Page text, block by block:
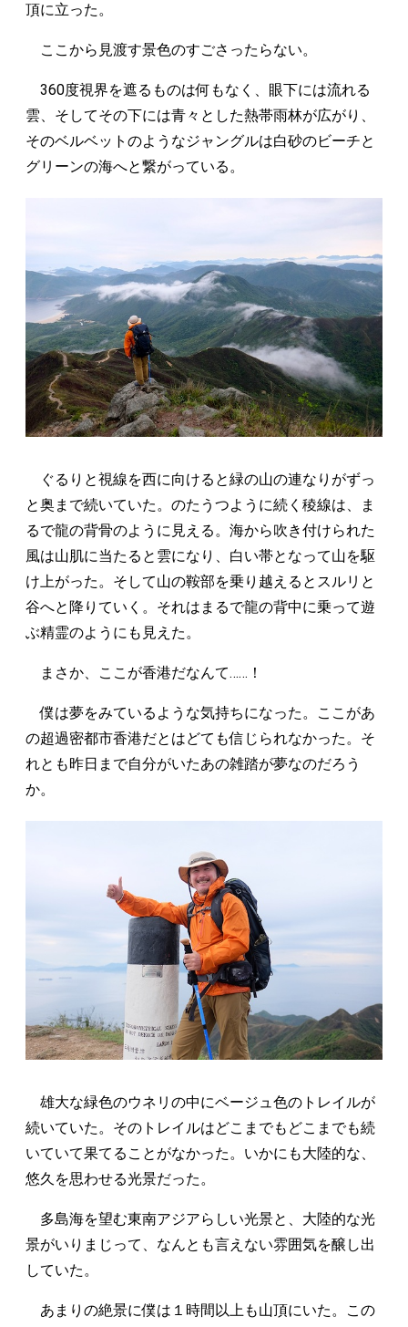
頂に立った。
ここから見渡す景色のすごさったらない。
360度視界を遮るものは何もなく、眼下には流れる
雲、そしてその下には青々とした熱帯雨林が広がり、
そのベルベットのようなジャングルは白砂のビーチと
グリーンの海へと繋がっている。
ぐるりと視線を西に向けると緑の山の連なりがずっ
と奥まで続いていた。のたうつように続く稜線は、ま
るで龍の背骨のように見える。海から吹き付けられた
風は山肌に当たると雲になり、白い帯となって山を駆
け上がった。そして山の鞍部を乗り越えるとスルリと
谷へと降りていく。それはまるで龍の背中に乗って遊
ぶ精霊のようにも見えた。
まさか、ここが香港だなんて……！
僕は夢をみているような気持ちになった。ここがあ
の超過密都市香港だとはどても信じられなかった。そ
れとも昨日まで自分がいたあの雑踏が夢なのだろう
か。
雄大な緑色のウネリの中にベージュ色のトレイルが
続いていた。そのトレイルはどこまでもどこまでも続
いていて果てることがなかった。いかにも大陸的な、
悠久を思わせる光景だった。
多島海を望む東南アジアらしい光景と、大陸的な光
景がいりまじって、なんとも言えない雰囲気を醸し出
していた。
あまりの絶景に僕は１時間以上も山頂にいた。この